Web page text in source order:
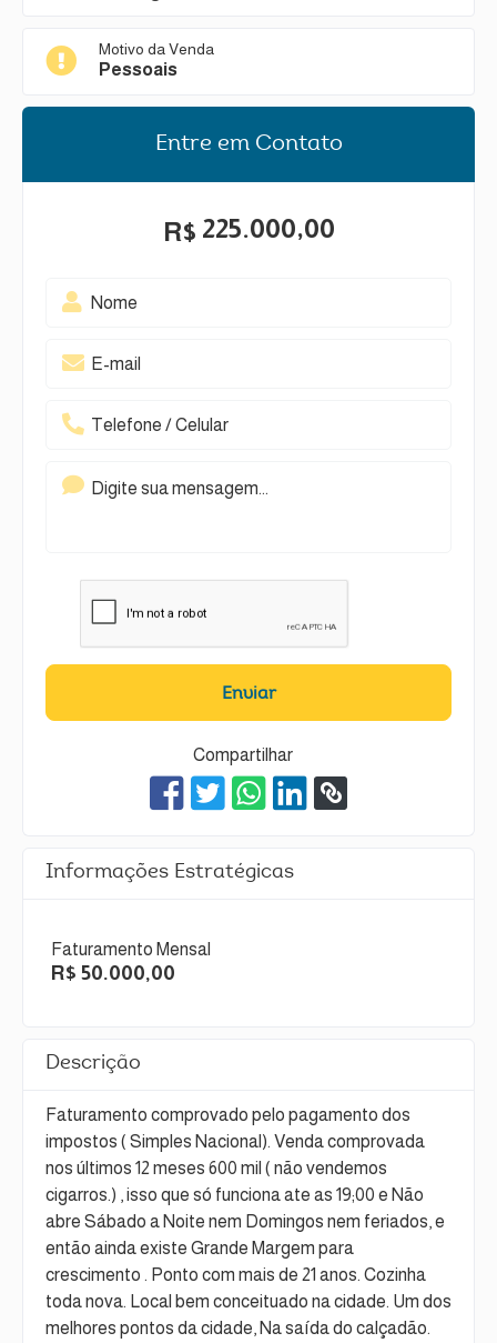
Motivo da Venda
Pessoais
Entre em Contato
R$ 225.000,00
Enviar
Compartilhar
Informações Estratégicas
Faturamento Mensal
R$ 50.000,00
Descrição
Faturamento comprovado pelo pagamento dos
impostos ( Simples Nacional). Venda comprovada
nos últimos 12 meses 600 mil ( não vendemos
cigarros.) , isso que só funciona ate as 19;00 e Não
abre Sábado a Noite nem Domingos nem feriados, e
então ainda existe Grande Margem para
crescimento . Ponto com mais de 21 anos. Cozinha
toda nova. Local bem conceituado na cidade. Um dos
melhores pontos da cidade, Na saída do calçadão.